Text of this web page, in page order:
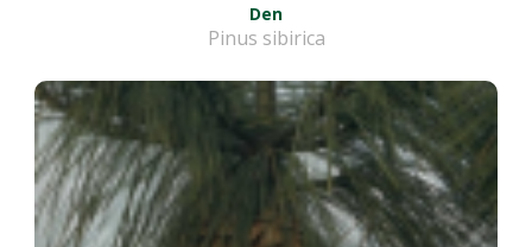
Den
Pinus sibirica